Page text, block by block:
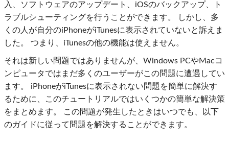
入、ソフトウェアのアップデート、iOSのバックアップ、ト
ラブルシューティングを行うことができます。 しかし、多
くの人が自分のiPhoneがiTunesに表示されていないと訴えま
した。 つまり、iTunesの他の機能は使えません。
それは新しい問題ではありませんが、Windows PCやMacコ
ンピュータではまだ多くのユーザーがこの問題に遭遇してい
ます。 iPhoneがiTunesに表示されない問題を簡単に解決す
るために、このチュートリアルではいくつかの簡単な解決策
をまとめます。 この問題が発生したときはいつでも、以下
のガイドに従って問題を解決することができます。